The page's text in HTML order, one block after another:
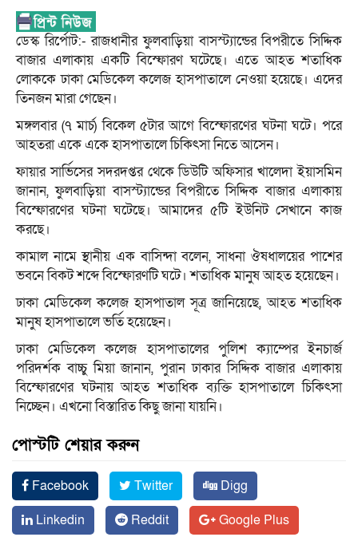
ডেস্ক রির্পোট:- রাজধানীর ফুলবাড়িয়া বাসস্ট্যান্ডের বিপরীতে সিদ্দিক
বাজার এলাকায় একটি বিস্ফোরণ ঘটেছে। এতে আহত শতাধিক
লোককে ঢাকা মেডিকেল কলেজ হাসপাতালে নেওয়া হয়েছে। এদের
তিনজন মারা গেছেন।
মঙ্গলবার (৭ মার্চ) বিকেল ৫টার আগে বিস্ফোরণের ঘটনা ঘটে। পরে
আহতরা একে একে হাসপাতালে চিকিৎসা নিতে আসেন।
ফায়ার সার্ভিসের সদরদপ্তর থেকে ডিউটি অফিসার খালেদা ইয়াসমিন
জানান, ফুলবাড়িয়া বাসস্ট্যান্ডের বিপরীতে সিদ্দিক বাজার এলাকায়
বিস্ফোরণের ঘটনা ঘটেছে। আমাদের ৫টি ইউনিট সেখানে কাজ
করছে।
কামাল নামে স্থানীয় এক বাসিন্দা বলেন, সাধনা ঔষধালয়ের পাশের
ভবনে বিকট শব্দে বিস্ফোরণটি ঘটে। শতাধিক মানুষ আহত হয়েছেন।
ঢাকা মেডিকেল কলেজ হাসপাতাল সূত্র জানিয়েছে, আহত শতাধিক
মানুষ হাসপাতালে ভর্তি হয়েছেন।
ঢাকা মেডিকেল কলেজ হাসপাতালের পুলিশ ক্যাম্পের ইনচার্জ
পরিদর্শক বাচ্চু মিয়া জানান, পুরান ঢাকার সিদ্দিক বাজার এলাকায়
বিস্ফোরণের ঘটনায় আহত শতাধিক ব্যক্তি হাসপাতালে চিকিৎসা
নিচ্ছেন। এখনো বিস্তারিত কিছু জানা যায়নি।
পোস্টটি শেয়ার করুন
Facebook Twitter
Digg
Linkedin
Reddit
Google Plus